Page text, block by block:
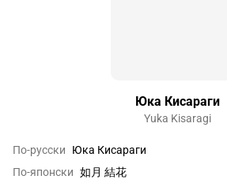
Юка Кисараги
Yuka Kisaragi
По-русски
Юка Кисараги
По-японски 如月 結花